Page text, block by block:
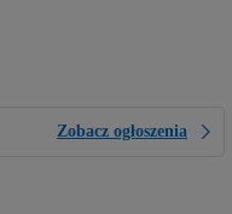
Zobacz ogłoszenia